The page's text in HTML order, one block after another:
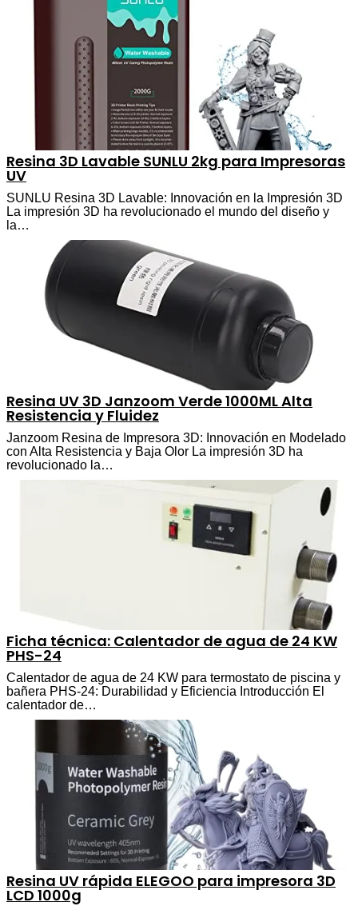
Resina 3D Lavable SUNLU 2kg para Impresoras
UV
SUNLU Resina 3D Lavable: Innovación en la Impresión 3D
La impresión 3D ha revolucionado el mundo del diseño y
la…
Resina UV 3D Janzoom Verde 1000ML Alta
Resistencia y Fluidez
Janzoom Resina de Impresora 3D: Innovación en Modelado
con Alta Resistencia y Baja Olor La impresión 3D ha
revolucionado la…
Ficha técnica: Calentador de agua de 24 KW
PHS-24
Calentador de agua de 24 KW para termostato de piscina y
bañera PHS-24: Durabilidad y Eficiencia Introducción El
calentador de…
Resina UV rápida ELEGOO para impresora 3D
LCD 1000g